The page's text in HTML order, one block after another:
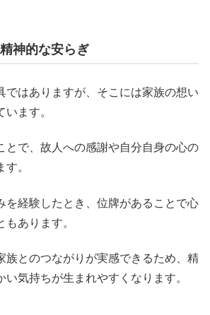
神的な安らぎ
ではありますが、そこには家族の想い
ます。
とで、故人への感謝や自分自身の心の
。
を経験したとき、位牌があることで心
あります。
族とのつながりが実感できるため、精
い気持ちが生まれやすくなります。